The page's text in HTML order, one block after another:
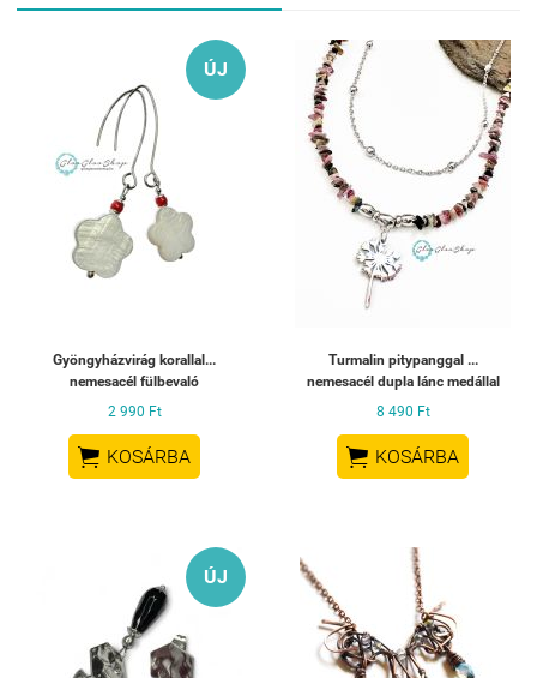
ÚJ
Gyöngyházvirág korallal...
nemesacél fülbevaló
2 990 Ft
 KOSÁRBA
Turmalin pitypanggal ...
nemesacél dupla lánc medállal
8 490 Ft
 KOSÁRBA
ÚJ